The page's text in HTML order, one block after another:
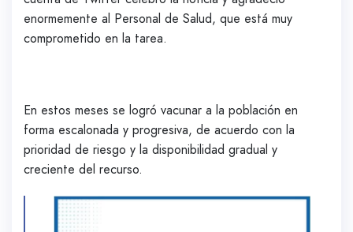
enormemente al Personal de Salud, que está muy
comprometido en la tarea.
En estos meses se logró vacunar a la población en
forma escalonada y progresiva, de acuerdo con la
prioridad de riesgo y la disponibilidad gradual y
creciente del recurso.